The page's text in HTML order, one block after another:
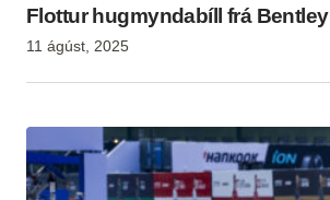
Flottur hugmyndabíll frá Bentley
11 ágúst, 2025